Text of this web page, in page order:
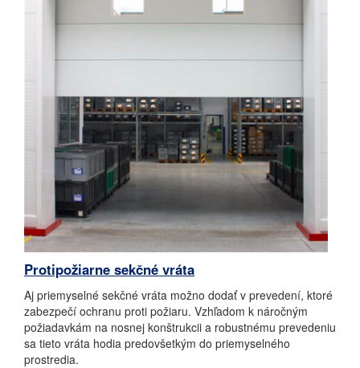
Protipožiarne sekčné vráta
Aj priemyselné sekčné vráta možno dodať v prevedení, ktoré
zabezpečí ochranu proti požiaru. Vzhľadom k náročným
požiadavkám na nosnej konštrukcii a robustnému prevedeniu
sa tieto vráta hodia predovšetkým do priemyselného
prostredia.